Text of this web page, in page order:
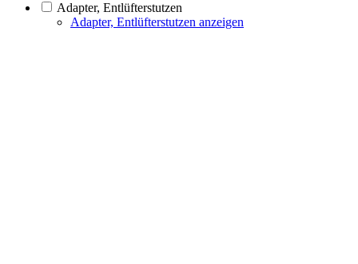
Adapter, Entlüfterstutzen
Adapter, Entlüfterstutzen anzeigen